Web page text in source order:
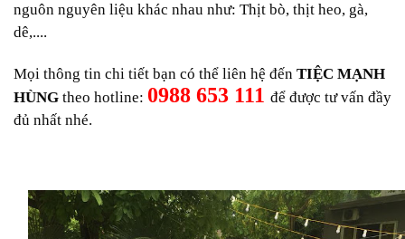
nguôn nguyên liệu khác nhau như: Thịt bò, thịt heo, gà,
dê,....
Mọi thông tin chi tiết bạn có thể liên hệ đến TIỆC MẠNH
HÙNG theo hotline: 0988 653 111 để được tư vấn đầy
đủ nhất nhé.